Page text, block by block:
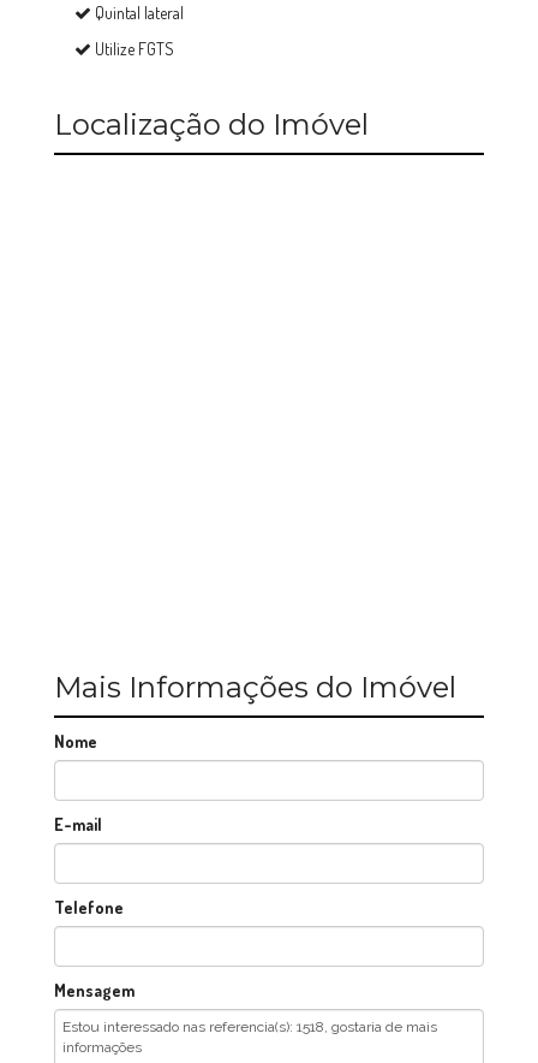
Quintal lateral
Utilize FGTS
Localização do Imóvel
Mais Informações do Imóvel
Nome
E-mail
Telefone
Mensagem